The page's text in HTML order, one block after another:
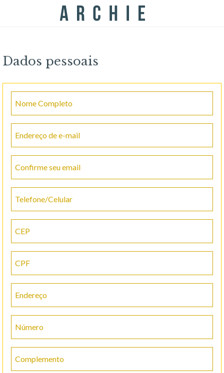
Dados pessoais
Nome Completo
Endereço de e-mail
Confirme seu email
Telefone/Celular
CEP
CPF
Endereço
Número
Complemento